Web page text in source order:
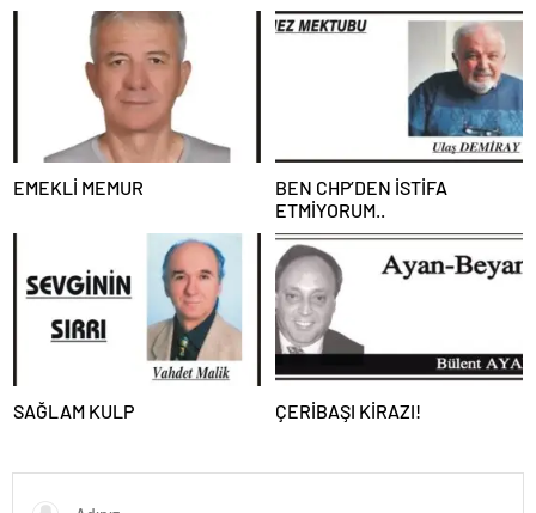
EMEKLİ MEMUR
BEN CHP’DEN İSTİFA
ETMİYORUM..
SAĞLAM KULP ÇERİBAŞI KİRAZI!